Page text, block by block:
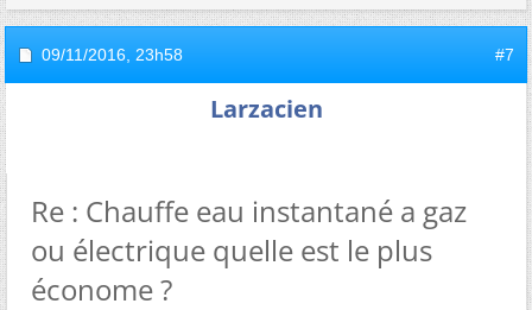
09/11/2016, 23h58 #7
Larzacien
Re : Chauffe eau instantané a gaz
ou électrique quelle est le plus
économe ?